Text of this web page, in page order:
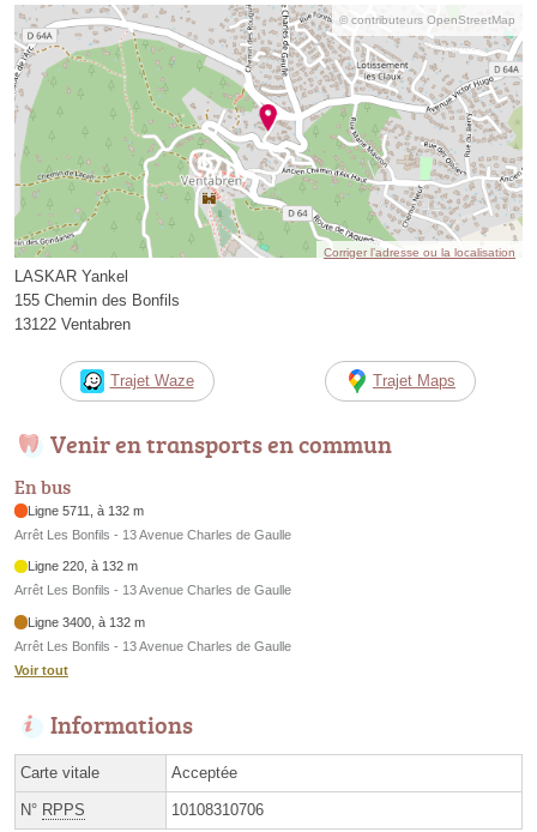
© contributeurs OpenStreetMap
Corriger l’adresse ou la localisation
LASKAR Yankel
155 Chemin des Bonfils
13122 Ventabren
Trajet Waze Trajet Maps
Venir en transports en commun
En bus
Ligne 5711, à 132 m
Arrêt Les Bonfils - 13 Avenue Charles de Gaulle
Ligne 220, à 132 m
Arrêt Les Bonfils - 13 Avenue Charles de Gaulle
Ligne 3400, à 132 m
Arrêt Les Bonfils - 13 Avenue Charles de Gaulle
Voir tout
Informations
Carte vitale Acceptée
N° RPPS 10108310706